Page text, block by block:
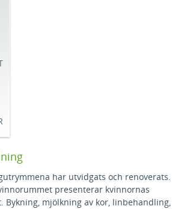
har utvidgats och renoverats.
presenterar kvinnornas
Bykning, mjölkning av kor, linbehandling,